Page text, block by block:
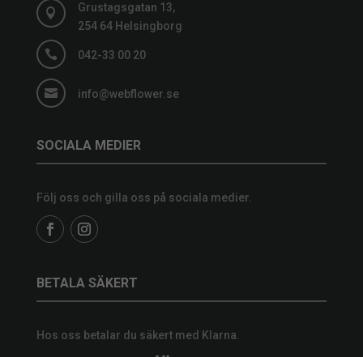

Grustagsgatan 13,
254 64 Helsingborg
 042-33 00 20
 info@webflower.se
SOCIALA MEDIER
Följ oss och gilla oss på sociala medier.
BETALA SÄKERT
Hos oss betalar du säkert med Klarna.